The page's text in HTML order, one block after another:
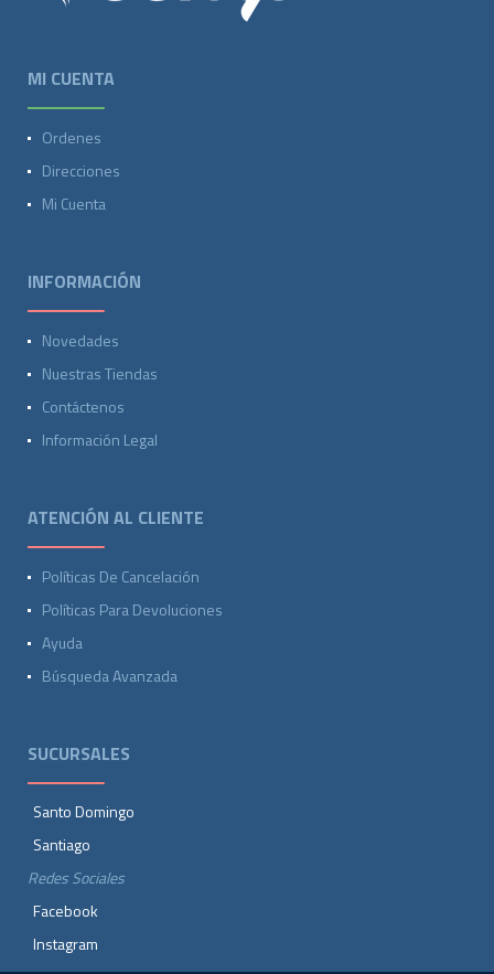
MI CUENTA
Ordenes
Direcciones
Mi Cuenta
INFORMACIÓN
Novedades
Nuestras Tiendas
Contáctenos
Información Legal
ATENCIÓN AL CLIENTE
Políticas De Cancelación
Políticas Para Devoluciones
Ayuda
Búsqueda Avanzada
SUCURSALES
Santo Domingo
Santiago
Redes Sociales
Facebook
Instagram